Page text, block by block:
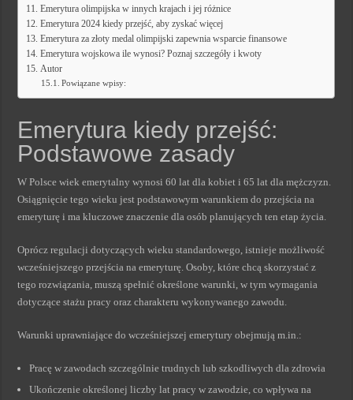
Emerytura olimpijska w innych krajach i jej różnice
Emerytura 2024 kiedy przejść, aby zyskać więcej
Emerytura za złoty medal olimpijski zapewnia wsparcie finansowe
Emerytura wojskowa ile wynosi? Poznaj szczegóły i kwoty
Autor
Powiązane wpisy:
Emerytura kiedy przejść:
Podstawowe zasady
W Polsce wiek emerytalny wynosi 60 lat dla kobiet i 65 lat dla mężczyzn.
Osiągnięcie tego wieku jest podstawowym warunkiem do przejścia na
emeryturę i ma kluczowe znaczenie dla osób planujących ten etap życia.
Oprócz regulacji dotyczących wieku standardowego, istnieje możliwość
wcześniejszego przejścia na emeryturę. Osoby, które chcą skorzystać z
tego rozwiązania, muszą spełnić określone warunki, w tym wymagania
dotyczące stażu pracy oraz charakteru wykonywanego zawodu.
Warunki uprawniające do wcześniejszej emerytury obejmują m.in.:
Pracę w zawodach szczególnie trudnych lub szkodliwych dla zdrowia
Ukończenie określonej liczby lat pracy w zawodzie, co wpływa na